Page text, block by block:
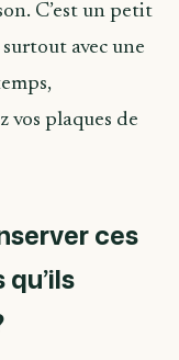
C’est un petit
avec une
vos plaques de
ces